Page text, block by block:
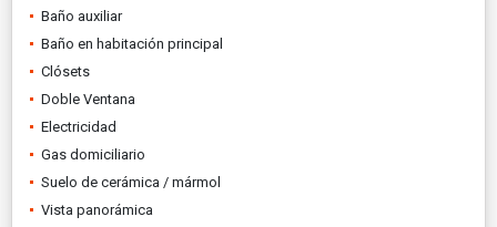
Baño auxiliar
Baño en habitación principal
Clósets
Doble Ventana
Electricidad
Gas domiciliario
Suelo de cerámica / mármol
Vista panorámica